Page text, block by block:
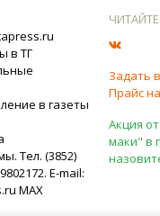
в ТГ
в газеты
Тел. (3852)
E-mail:
MAX
Задать
Прайс
Акция
маки" в